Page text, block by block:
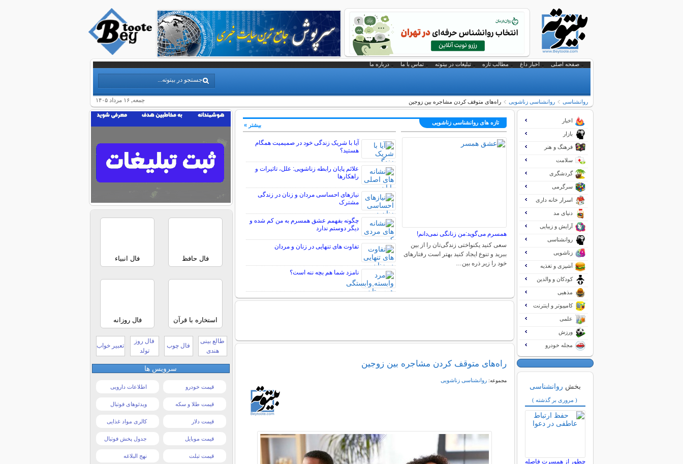
صفحه اصلی اخبار داغ مطالب تازه تبلیغات در بیتوته تماس با ما درباره ما
جمعه, ۱۶ مرداد ۱۴۰۵ روانشناسی روانشناسی زناشویی راه‌های متوقف کردن مشاجره بین زوجین
تازه های روانشناسی زناشویی
همسرم می‌گوید:من زنانگی نمی‌دانم!
سعی کنید یکنواختی زندگی‌تان را از بین
ببرید و تنوع ایجاد کنید بهتر است رفتارهای
خود را زیر ذره بین…
آیا با شریک زندگی خود در صمیمیت همگام
هستید؟
علائم پایان رابطه زناشویی: علل، تاثیرات و
راهکارها
نیازهای احساسی مردان و زنان در زندگی
مشترک
چگونه بفهمم عشق همسرم به من کم شده و
دیگر دوستم ندارد
تفاوت های تنهایی در زنان و مردان
نامزد شما هم بچه ننه است؟
بیشتر »
راه‌های متوقف کردن مشاجره بین زوجین
مجموعه:روانشناسی زناشویی
اخبار
بازار
فرهنگ و هنر
سلامت
گردشگری
سرگرمی
اسرار خانه داری
دنیای مد
آرایش و زیبایی
روانشناسی
زناشویی
آشپزی و تغذیه
کودکان و والدین
مذهبی
کامپیوتر و اینترنت
علمی
ورزش
مجله خودرو
بخش روانشناسی
( مروری بر گذشته )
چطور از همسرت فاصله
فال حافظ فال انبیاء
استخاره با قرآن فال روزانه
طالع بینی
هندی
فال چوب
فال روز
تولد
تعبیر خواب
سرویس ها
قیمت خودرو اطلاعات دارویی
قیمت طلا و سکه ویدئوهای فوتبال
قیمت دلار کالری مواد غذایی
قیمت موبایل جدول پخش فوتبال
قیمت تبلت نهج البلاغه